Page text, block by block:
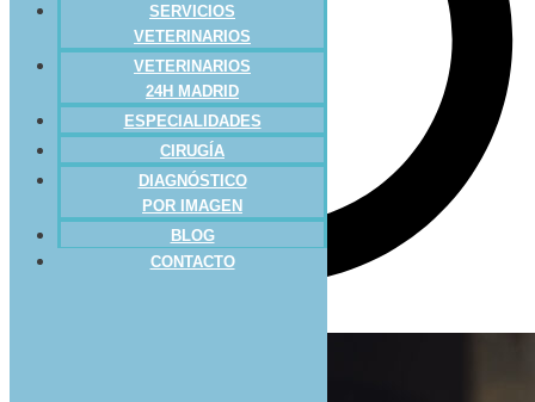
SERVICIOS
VETERINARIOS
VETERINARIOS
24H MADRID
ESPECIALIDADES
CIRUGÍA
DIAGNÓSTICO
POR IMAGEN
BLOG
CONTACTO